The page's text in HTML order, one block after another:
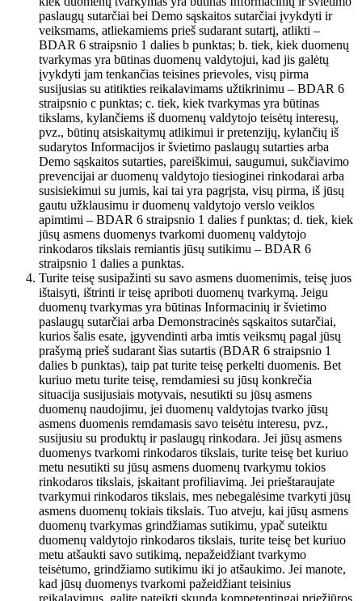
paslaugų sutarčiai bei Demo sąskaitos sutarčiai įvykdyti ir
veiksmams, atliekamiems prieš sudarant sutartį, atlikti –
BDAR 6 straipsnio 1 dalies b punktas; b. tiek, kiek duomenų
tvarkymas yra būtinas duomenų valdytojui, kad jis galėtų
įvykdyti jam tenkančias teisines prievoles, visų pirma
susijusias su atitikties reikalavimams užtikrinimu – BDAR 6
straipsnio c punktas; c. tiek, kiek tvarkymas yra būtinas
tikslams, kylančiems iš duomenų valdytojo teisėtų interesų,
pvz., būtinų atsiskaitymų atlikimui ir pretenzijų, kylančių iš
sudarytos Informacijos ir švietimo paslaugų sutarties arba
Demo sąskaitos sutarties, pareiškimui, saugumui, sukčiavimo
prevencijai ar duomenų valdytojo tiesioginei rinkodarai arba
susisiekimui su jumis, kai tai yra pagrįsta, visų pirma, iš jūsų
gautu užklausimu ir duomenų valdytojo verslo veiklos
apimtimi – BDAR 6 straipsnio 1 dalies f punktas; d. tiek, kiek
jūsų asmens duomenys tvarkomi duomenų valdytojo
rinkodaros tikslais remiantis jūsų sutikimu – BDAR 6
straipsnio 1 dalies a punktas.
Turite teisę susipažinti su savo asmens duomenimis, teisę juos
ištaisyti, ištrinti ir teisę apriboti duomenų tvarkymą. Jeigu
duomenų tvarkymas yra būtinas Informacinių ir švietimo
paslaugų sutarčiai arba Demonstracinės sąskaitos sutarčiai,
kurios šalis esate, įgyvendinti arba imtis veiksmų pagal jūsų
prašymą prieš sudarant šias sutartis (BDAR 6 straipsnio 1
dalies b punktas), taip pat turite teisę perkelti duomenis. Bet
kuriuo metu turite teisę, remdamiesi su jūsų konkrečia
situacija susijusiais motyvais, nesutikti su jūsų asmens
duomenų naudojimu, jei duomenų valdytojas tvarko jūsų
asmens duomenis remdamasis savo teisėtu interesu, pvz.,
susijusiu su produktų ir paslaugų rinkodara. Jei jūsų asmens
duomenys tvarkomi rinkodaros tikslais, turite teisę bet kuriuo
metu nesutikti su jūsų asmens duomenų tvarkymu tokios
rinkodaros tikslais, įskaitant profiliavimą. Jei prieštaraujate
tvarkymui rinkodaros tikslais, mes nebegalėsime tvarkyti jūsų
asmens duomenų tokiais tikslais. Tuo atveju, kai jūsų asmens
duomenų tvarkymas grindžiamas sutikimu, ypač suteiktu
duomenų valdytojo rinkodaros tikslais, turite teisę bet kuriuo
metu atšaukti savo sutikimą, nepažeidžiant tvarkymo
teisėtumo, grindžiamo sutikimu iki jo atšaukimo. Jei manote,
kad jūsų duomenys tvarkomi pažeidžiant teisinius
reikalavimus, galite pateikti skundą kompetentingai priežiūros